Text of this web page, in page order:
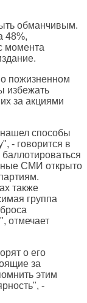
обманчивым.
48%,
момента
пожизненном
избежать
за акциями
способы
- говорится в
СМИ открыто
также
группа
отмечает
о его
за
этим
-